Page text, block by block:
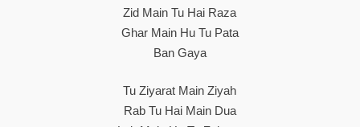
Zid Main Tu Hai Raza
Ghar Main Hu Tu Pata
Ban Gaya
Tu Ziyarat Main Ziyah
Rab Tu Hai Main Dua